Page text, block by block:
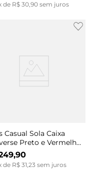
de R$ 30,90sem juros
Casual Sola Caixa
Preto e Vermelho
,90
de R$ 31,23 sem juros